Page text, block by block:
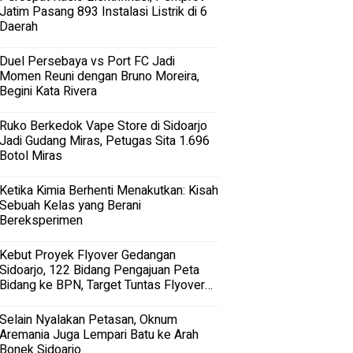
Jatim Pasang 893 Instalasi Listrik di 6
Daerah
Duel Persebaya vs Port FC Jadi
Momen Reuni dengan Bruno Moreira,
Begini Kata Rivera
Ruko Berkedok Vape Store di Sidoarjo
Jadi Gudang Miras, Petugas Sita 1.696
Botol Miras
Ketika Kimia Berhenti Menakutkan: Kisah
Sebuah Kelas yang Berani
Bereksperimen
Kebut Proyek Flyover Gedangan
Sidoarjo, 122 Bidang Pengajuan Peta
Bidang ke BPN, Target Tuntas Flyover
Selain Nyalakan Petasan, Oknum
Aremania Juga Lempari Batu ke Arah